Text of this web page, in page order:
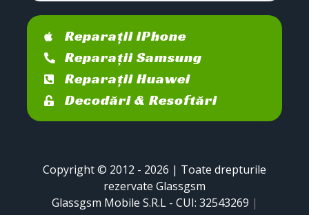
Reparații iPhone
Reparații Samsung
Reparații Huawei
Decodări & Resoftări
Copyright © 2012 - 2026 | Toate drepturile
rezervate Glassgsm
Glassgsm Mobile S.R.L - CUI: 32543269 |